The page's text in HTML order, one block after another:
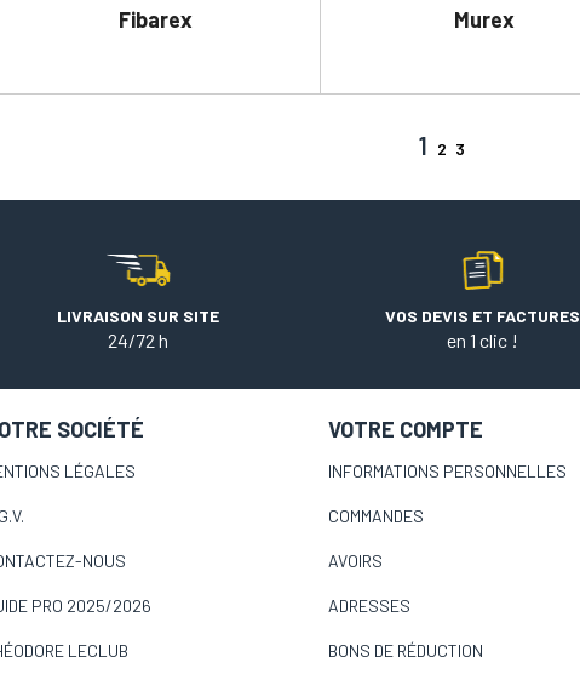
Fibarex
DÉTAILS
Murex
 DÉTAILS
1 2 3
LIVRAISON SUR SITE
24/72 h
VOS DEVIS ET FACTURES
en 1 clic !
SOCIÉTÉ
LÉGALES
NOUS
PRO 2025/2026
LECLUB
VOTRE COMPTE
INFORMATIONS PERSONNELLES
COMMANDES
AVOIRS
ADRESSES
BONS DE RÉDUCTION